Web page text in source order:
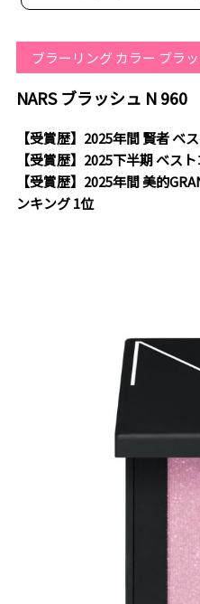
ブラーリング カラー ブラ
NARS ブラッシュ N 960
【受賞歴】2025年間 賢者 ベ
【受賞歴】2025下半期 ベス
【受賞歴】2025年間 美的
ンキング 1位